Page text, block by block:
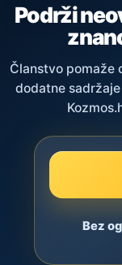
Podrži
Članstvo pomaže
dodatne
Bez